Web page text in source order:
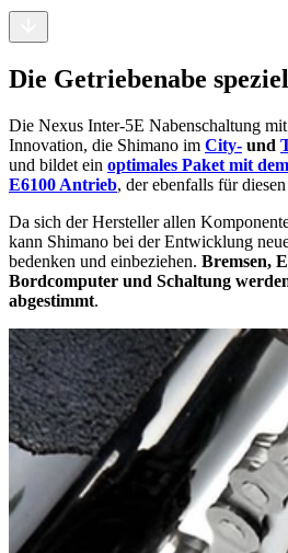
Die Getriebenabe
Die Nexus Inter-5E Nabenschaltung
Innovation, die Shimano im City- und
und bildet ein optimales Paket mit
E6100 Antrieb, der ebenfalls für
Da sich der Hersteller allen
kann Shimano bei der Entwicklung
bedenken und einbeziehen. Bremsen,
Bordcomputer und Schaltung
abgestimmt.